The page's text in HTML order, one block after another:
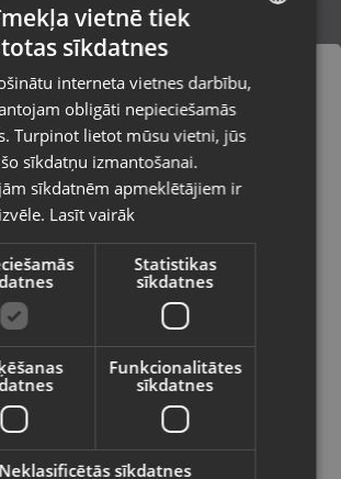
SC 45 USB MS
318-2
(Garantija 24 mēneši)
Pro
tiks piegādāti uz
valsti
būs attēlots izvēlētajā
/ Latvian
RUSSIAN
vietnē tiek
sīkdatnes
interneta vietnes darbību,
obligāti nepieciešamās
Turpinot lietot mūsu vietni, jūs
sīkdatņu izmantošanai.
sīkdatnēm apmeklētājiem ir
Lasīt vairāk
Statistikas
sīkdatnes
Funkcionalitātes
sīkdatnes
Neklasificētās sīkdatnes